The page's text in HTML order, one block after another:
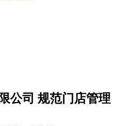
公司 规范门店管理